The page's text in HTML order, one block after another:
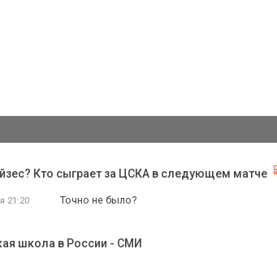
Кто сыграет за ЦСКА в следующем матче
21:20 Точно не было?
школа в России - СМИ